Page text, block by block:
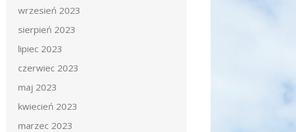
wrzesień 2023
sierpień 2023
lipiec 2023
czerwiec 2023
maj 2023
kwiecień 2023
marzec 2023